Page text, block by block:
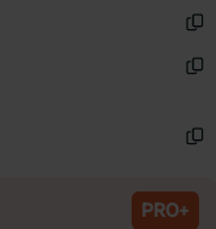
PRO+